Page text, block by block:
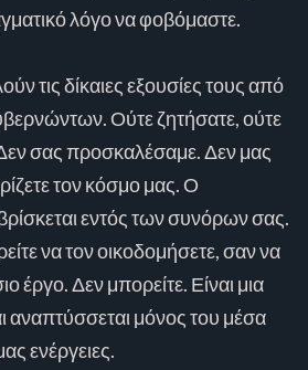
λόγο να φοβόμαστε.
τις δίκαιες εξουσίες τους από
Ούτε ζητήσατε, ούτε
σας προσκαλέσαμε. Δεν μας
τον κόσμο μας. Ο
εντός των συνόρων σας.
να τον οικοδομήσετε, σαν να
έργο. Δεν μπορείτε. Είναι μια
αναπτύσσεται μόνος του μέσα
ενέργειες.